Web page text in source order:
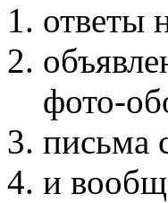
ответы
фото-
письма
и